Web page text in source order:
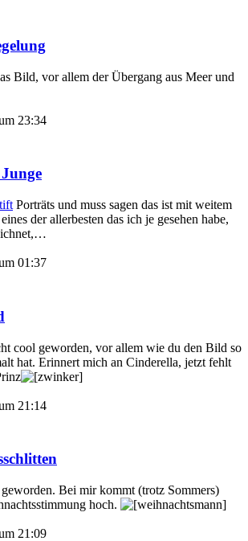
Bild, vor allem der Übergang aus Meer und
23:34
Porträts und muss sagen das ist mit weitem
der allerbesten das ich je gesehen habe,
01:37
cool geworden, vor allem wie du den Bild so
hat. Erinnert mich an Cinderella, jetzt fehlt
21:14
Bei mir kommt (trotz Sommers)
hoch.
21:09